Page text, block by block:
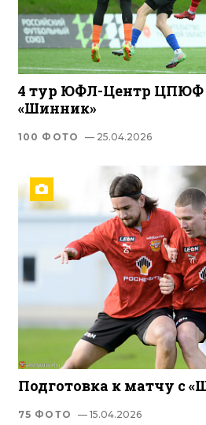
4 тур ЮФЛ-Центр ЦПЮФ
«Шинник»
100 ФОТО — 25.04.2026
Подготовка к матчу с
75 ФОТО — 15.04.2026